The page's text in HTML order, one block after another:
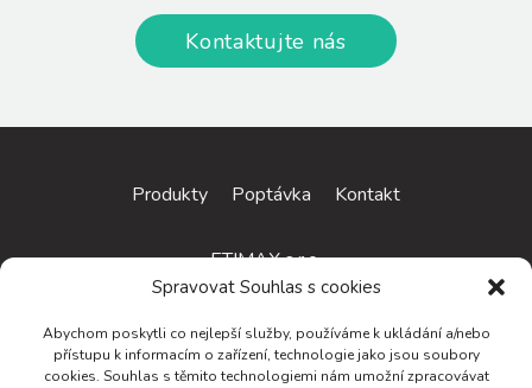
Spravovat Souhlas s cookies
Abychom poskytli co nejlepší služby, používáme k ukládání a/nebo
přístupu k informacím o zařízení, technologie jako jsou soubory
cookies. Souhlas s těmito technologiemi nám umožní zpracovávat
Kontaktujte nás
Produkty Poptávka Kontakt
ETIMAX s.r.o.
Československé armády 1911
684 01 Slavkov u Brna